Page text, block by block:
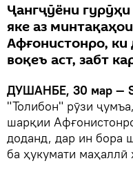
Ҷангҷӯёни
яке аз
Афғонистонро, ки
воқеъ аст, забт
ДУШАНБЕ, 30 мар —
"Толибон" рӯзи
шарқии
доданд, дар ин бора
ба ҳукумати